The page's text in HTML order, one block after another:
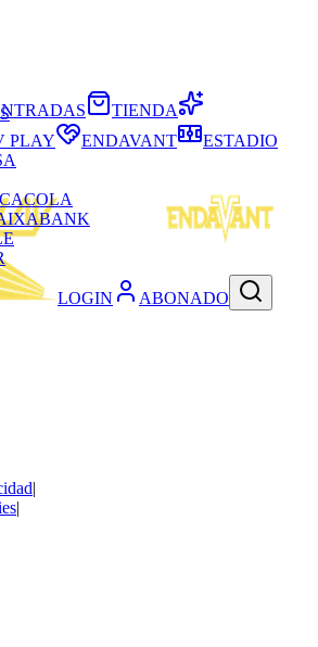
LOGIN ABONADO
TIENDA
PLAY ENDAVANT ESTADIO
|
|